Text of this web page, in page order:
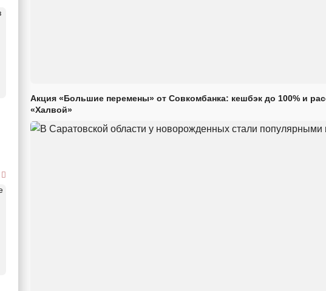
Акция «Большие перемены» от Совкомбанка: кешбэк до 100% и
«Халвой»